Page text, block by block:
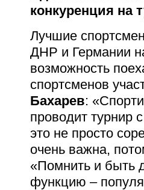
конкуренция на
Лучшие
ДНР и Германии
возможность
спортсменов
Бахарев:
проводит турнир
это не просто
очень важна,
«Помнить и быть
функцию –